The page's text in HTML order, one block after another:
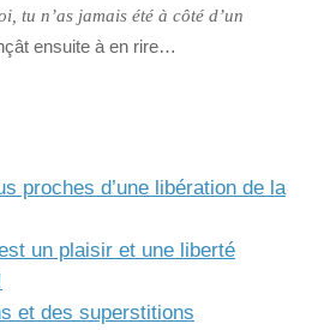
tu n’as jamais été à côté d’un
ensuite à en rire…
proches d’une libération de la
un plaisir et une liberté
et des superstitions